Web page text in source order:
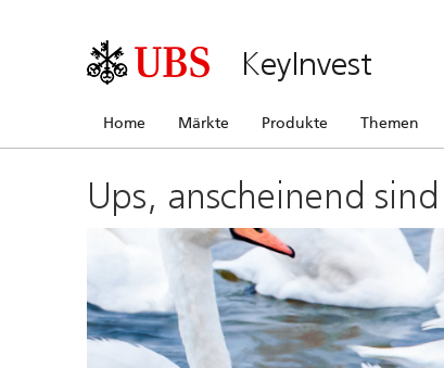
KeyInvest
Home Märkte Produkte Themen
Ups, anscheinend